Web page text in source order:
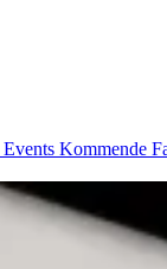
Events Kommende